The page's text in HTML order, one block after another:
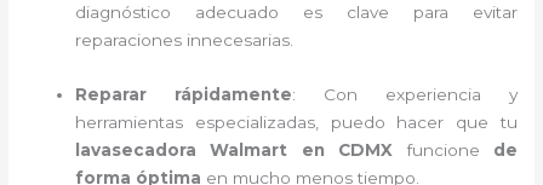
diagnóstico adecuado es clave para evitar
reparaciones innecesarias.
Reparar rápidamente: Con experiencia y
herramientas especializadas, puedo hacer que tu
lavasecadora Walmart en CDMX funcione de
forma óptima en mucho menos tiempo.